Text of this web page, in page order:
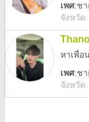
เพศ:ชา
จังหวัด:
หาเพื่อ
เพศ:ชา
จังหวัด: